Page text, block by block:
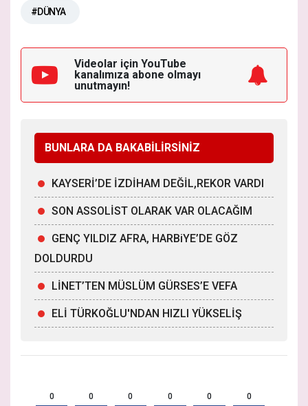
#DÜNYA
Videolar için YouTube
kanalımıza abone olmayı
unutmayın!
BUNLARA DA BAKABİLİRSİNİZ
KAYSERİ’DE İZDİHAM DEĞİL,REKOR VARDI
SON ASSOLİST OLARAK VAR OLACAĞIM
GENÇ YILDIZ AFRA, HARBiYE’DE GÖZ
DOLDURDU
LİNET’TEN MÜSLÜM GÜRSES’E VEFA
ELİ TÜRKOĞLU'NDAN HIZLI YÜKSELİŞ
0 0 0 0 0 0